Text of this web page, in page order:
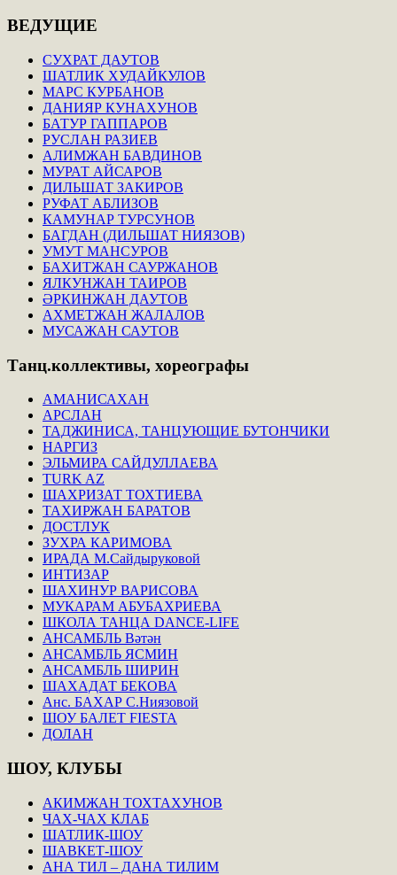
ВЕДУЩИЕ
СУХРАТ ДАУТОВ
ШАТЛИК ХУДАЙКУЛОВ
МАРС КУРБАНОВ
ДАНИЯР КУНАХУНОВ
БАТУР ГАППАРОВ
РУСЛАН РАЗИЕВ
АЛИМЖАН БАВДИНОВ
МУРАТ АЙСАРОВ
ДИЛЬШАТ ЗАКИРОВ
РУФАТ АБЛИЗОВ
КАМУНАР ТУРСУНОВ
БАГДАН (ДИЛЬШАТ НИЯЗОВ)
УМУТ МАНСУРОВ
БАХИТЖАН САУРЖАНОВ
ЯЛКУНЖАН ТАИРОВ
ӘРКИНЖАН ДАУТОВ
АХМЕТЖАН ЖАЛАЛОВ
МУСАЖАН САУТОВ
Танц.коллективы, хореографы
АМАНИСАХАН
АРСЛАН
ТАДЖИНИСА, ТАНЦУЮЩИЕ БУТОНЧИКИ
НАРГИЗ
ЭЛЬМИРА САЙДУЛЛАЕВА
TURK AZ
ШАХРИЗАТ ТОХТИЕВА
ТАХИРЖАН БАРАТОВ
ДОСТЛУК
ЗУХРА КАРИМОВА
ИРАДА М.Сайдыруковой
ИНТИЗАР
ШАХИНУР ВАРИСОВА
МУКАРАМ АБУБАХРИЕВА
ШКОЛА ТАНЦА DANCE-LIFE
АНСАМБЛЬ Вәтән
АНСАМБЛЬ ЯСМИН
АНСАМБЛЬ ШИРИН
ШАХАДАТ БЕКОВА
Анс. БАХАР С.Ниязовой
ШОУ БАЛЕТ FIESTA
ДОЛАН
ШОУ, КЛУБЫ
АКИМЖАН ТОХТАХУНОВ
ЧАХ-ЧАХ КЛАБ
ШАТЛИК-ШОУ
ШАВКЕТ-ШОУ
АНА ТИЛ – ДАНА ТИЛИМ